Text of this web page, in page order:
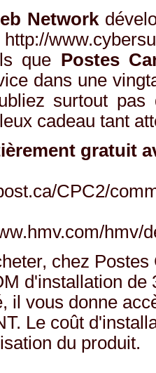
Network
que Postes
dans une
surtout
cadeau tant
gratuit
CPC2/
hmv/
chez
d'installation de
il vous donne
Le coût
du produit.